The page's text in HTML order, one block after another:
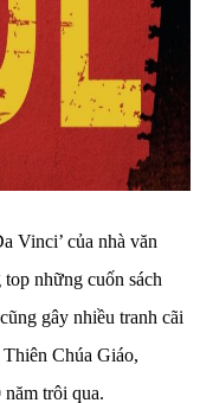
Vinci’ của nhà văn
những cuốn sách
gây nhiều tranh cãi
Chúa Giáo,
trôi qua.